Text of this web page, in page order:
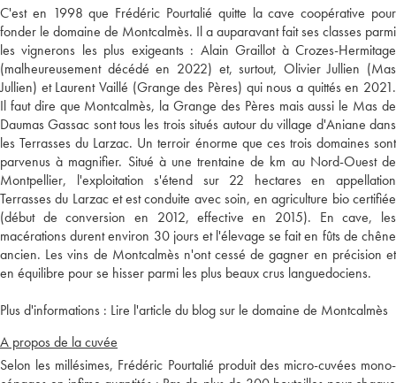
C'est en 1998 que Frédéric Pourtalié quitte la cave coopérative pour
fonder le domaine de Montcalmès. Il a auparavant fait ses classes parmi
les vignerons les plus exigeants : Alain Graillot à Crozes-Hermitage
(malheureusement décédé en 2022) et, surtout, Olivier Jullien (Mas
Jullien) et Laurent Vaillé (Grange des Pères) qui nous a quittés en 2021.
Il faut dire que Montcalmès, la Grange des Pères mais aussi le Mas de
Daumas Gassac sont tous les trois situés autour du village d'Aniane dans
les Terrasses du Larzac. Un terroir énorme que ces trois domaines sont
parvenus à magnifier. Situé à une trentaine de km au Nord-Ouest de
Montpellier, l'exploitation s'étend sur 22 hectares en appellation
Terrasses du Larzac et est conduite avec soin, en agriculture bio certifiée
(début de conversion en 2012, effective en 2015). En cave, les
macérations durent environ 30 jours et l'élevage se fait en fûts de chêne
ancien. Les vins de Montcalmès n'ont cessé de gagner en précision et
en équilibre pour se hisser parmi les plus beaux crus languedociens.
Plus d'informations : Lire l'article du blog sur le domaine de Montcalmès
A propos de la cuvée
Selon les millésimes, Frédéric Pourtalié produit des micro-cuvées mono-